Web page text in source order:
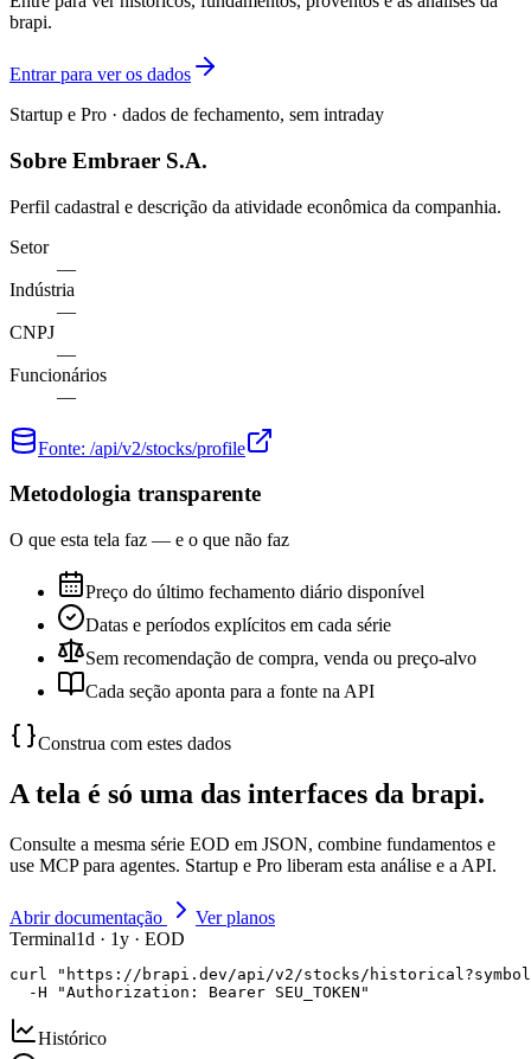
brapi.
Entrar para ver os dados
Startup e Pro · dados de fechamento, sem intraday
Sobre Embraer S.A.
Perfil cadastral e descrição da atividade econômica da companhia.
Setor
—
Indústria
—
CNPJ
—
Funcionários
—
Fonte: /api/v2/stocks/profile
Metodologia transparente
O que esta tela faz — e o que não faz
Preço do último fechamento diário disponível
Datas e períodos explícitos em cada série
Sem recomendação de compra, venda ou preço-alvo
Cada seção aponta para a fonte na API
Construa com estes dados
A tela é só uma das interfaces da brapi.
Consulte a mesma série EOD em JSON, combine fundamentos e
use MCP para agentes. Startup e Pro liberam esta análise e a API.
Abrir documentação
Ver planos
Terminal1d · 1y · EOD
curl "https://brapi.dev/api/v2/stocks/
  -H "Authorization: Bearer SEU_TOKEN"
Histórico